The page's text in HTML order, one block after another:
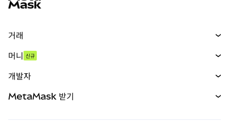
거래
무기한 선물
실물자산
머니 신규
개발자
MetaMask 받기